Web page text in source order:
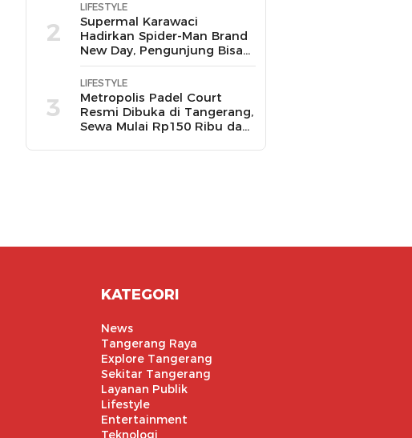
2
LIFESTYLE
Supermal Karawaci
Hadirkan Spider-Man Brand
New Day, Pengunjung Bisa
Main, Bertemu Spider-Man
Langsung
3
LIFESTYLE
Metropolis Padel Court
Resmi Dibuka di Tangerang,
Sewa Mulai Rp150 Ribu dan
Padel
KATEGORI
News
Tangerang Raya
Explore Tangerang
Sekitar Tangerang
Layanan Publik
Lifestyle
Entertainment
Teknologi